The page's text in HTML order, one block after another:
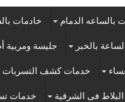
بالساعه الدمام خادمات
بالخبر جليسة ومربية
خدمات كشف التسربات
فى الشرقية خدمات